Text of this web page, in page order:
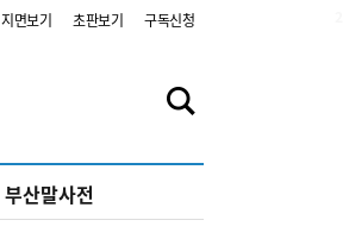
지면보기 초판보기 구독신청
부산말사전